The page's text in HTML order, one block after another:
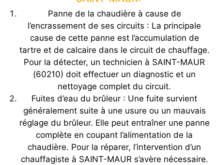
Panne de la chaudière à cause de
l’encrassement de ses circuits : La principale
cause de cette panne est l’accumulation de
tartre et de calcaire dans le circuit de chauffage.
Pour la détecter, un technicien à SAINT-MAUR
(60210) doit effectuer un diagnostic et un
nettoyage complet du circuit.
Fuites d’eau du brûleur : Une fuite survient
généralement suite à une usure ou un mauvais
réglage du brûleur. Elle peut entraîner une panne
complète en coupant l’alimentation de la
chaudière. Pour la réparer, l’intervention d’un
chauffagiste à SAINT-MAUR s’avère nécessaire.